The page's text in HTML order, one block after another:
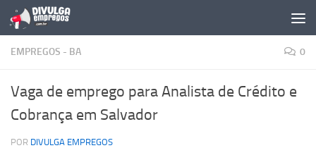
Skip to content
EMPREGOS - BA 0
Vaga de emprego para Analista de Crédito e
Cobrança em Salvador
POR DIVULGA EMPREGOS